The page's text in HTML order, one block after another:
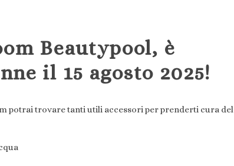
Beautypool, è
il 15 agosto 2025!
potrai trovare tanti utili accessori per prenderti cura del